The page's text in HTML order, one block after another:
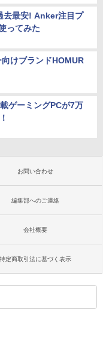
去最安! Anker注目プ
ってみた
けブランドHOMUR
ゲーミングPCが7万
お問い合わせ
編集部へのご連絡
会社概要
特定商取引法に基づく表示